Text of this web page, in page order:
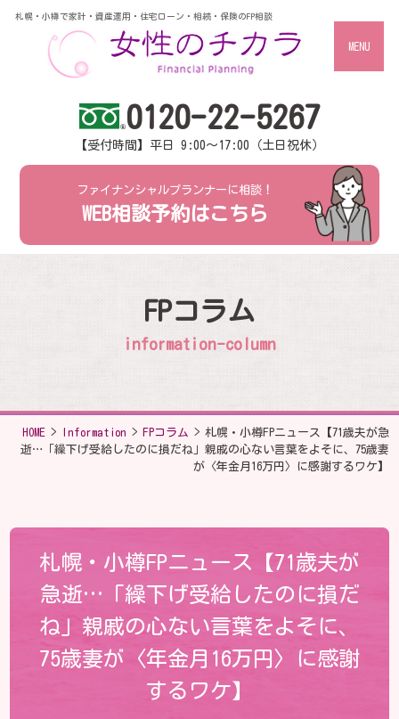
札幌・小樽で家計・資産運用・住宅ローン・相続・保険のFP相談
MENU
0120-22-5267
【受付時間】平日 9:00～17:00（土日祝休）
ファイナンシャルプランナーに相談！
WEB相談予約はこちら
FPコラム
information-column
HOME> Information > FPコラム > 札幌・小樽FPニュース【71歳夫が急
逝…「繰下げ受給したのに損だね」親戚の心ない言葉をよそに、75歳妻
が〈年金月16万円〉に感謝するワケ】
札幌・小樽FPニュース【71歳夫が
急逝…「繰下げ受給したのに損だ
ね」親戚の心ない言葉をよそに、
75歳妻が〈年金月16万円〉に感謝
するワケ】